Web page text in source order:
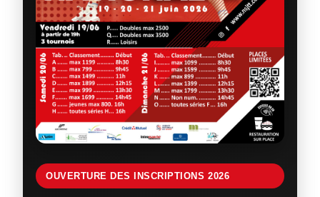
OUVERTURE DES INSCRIPTIONS 2026